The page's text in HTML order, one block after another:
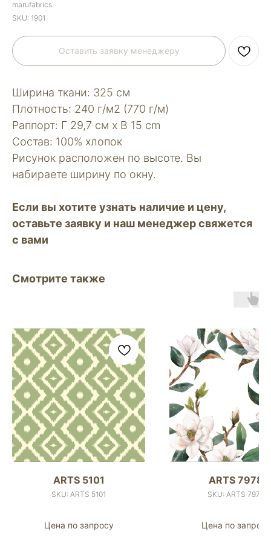
marufabrics
SKU: 1901
Оставить заявку менеджеру
Ширина ткани: 325 см
Плотность: 240 г/м2 (770 г/м)
Раппорт: Г 29,7 см х В 15 сm
Состав: 100% хлопок
Рисунок расположен по высоте. Вы
набираете ширину по окну.
Если вы хотите узнать наличие и цену,
оставьте заявку и наш менеджер свяжется
с вами
Смотрите также
ARTS 5101
SKU: ARTS 5101
Цена по запросу
ARTS 7978
SKU: ARTS 7978
Цена по запросу